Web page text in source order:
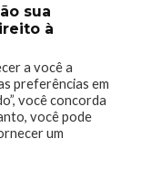
sua
à
a você a
preferências em
você concorda
você pode
um